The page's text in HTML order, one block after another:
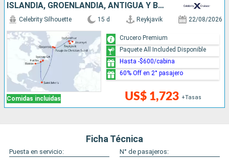
ISLANDIA, GROENLANDIA, ANTIGUA Y BARBUDA, CANADÁ, ESTADOS UNIDOS
Comidas incluidas
Celebrity Silhouette 15 d Reykjavik 22/08/2026
US$ 1,723 +Tasas
Crucero Premium
Paquete All Included Disponible
Hasta -$600/cabina
60% Off en 2° pasajero
Ficha Técnica
Puesta en servicio:
N° de pasajeros: